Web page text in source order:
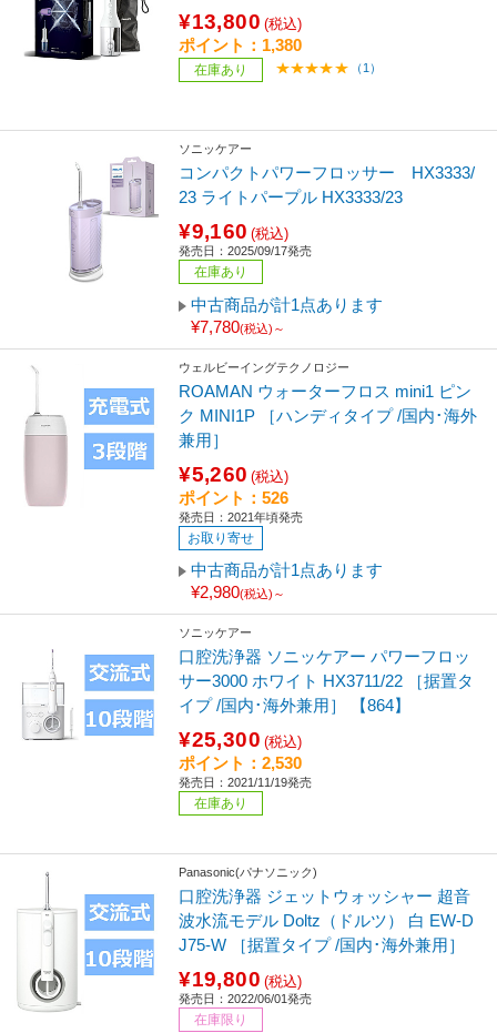
¥13,800 (税込)
ポイント：1,380
在庫あり （1）
ソニッケアー
コンパクトパワーフロッサー HX3333/
23 ライトパープル HX3333/23
¥9,160 (税込)
発売日：2025/09/17発売
在庫あり
中古商品が計1点あります
¥7,780(税込)～
ウェルビーイングテクノロジー
ROAMAN ウォーターフロス mini1 ピン
ク MINI1P ［ハンディタイプ /国内･海外
兼用］
¥5,260 (税込)
ポイント：526
発売日：2021年頃発売
お取り寄せ
中古商品が計1点あります
¥2,980(税込)～
ソニッケアー
口腔洗浄器 ソニッケアー パワーフロッ
サー3000 ホワイト HX3711/22 ［据置タ
イプ /国内･海外兼用］ 【864】
¥25,300 (税込)
ポイント：2,530
発売日：2021/11/19発売
在庫あり
Panasonic(パナソニック)
口腔洗浄器 ジェットウォッシャー 超音
波水流モデル Doltz（ドルツ） 白 EW-D
J75-W ［据置タイプ /国内･海外兼用］
¥19,800 (税込)
発売日：2022/06/01発売
在庫限り